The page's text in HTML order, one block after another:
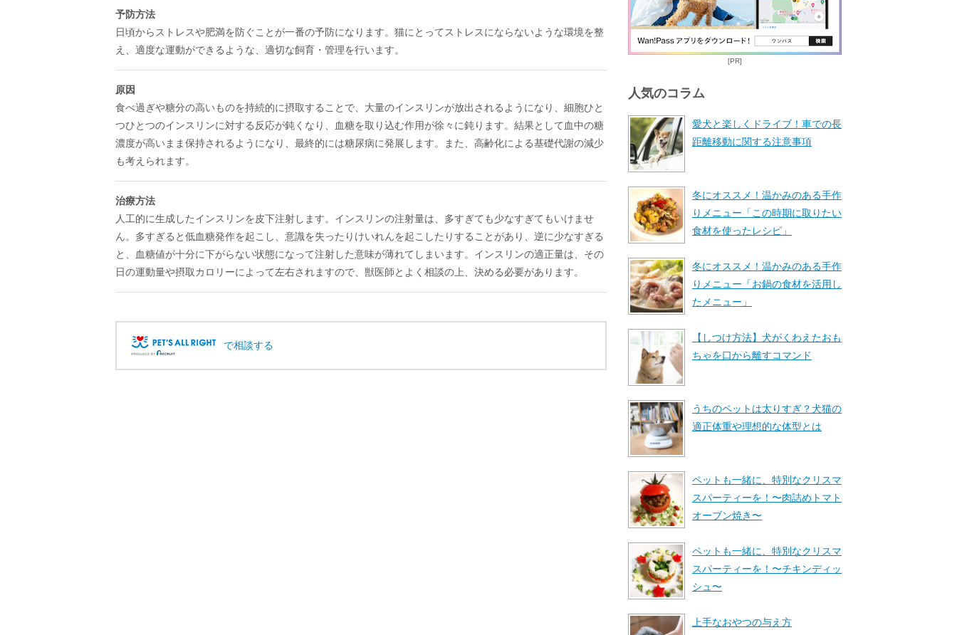
予防方法
日頃からストレスや肥満を防ぐことが一番の予防になります。猫にとってストレスにならないような環境を整
え、適度な運動ができるような、適切な飼育・管理を行います。
原因
食べ過ぎや糖分の高いものを持続的に摂取することで、大量のインスリンが放出されるようになり、細胞ひと
つひとつのインスリンに対する反応が鈍くなり、血糖を取り込む作用が徐々に鈍ります。結果として血中の糖
濃度が高いまま保持されるようになり、最終的には糖尿病に発展します。また、高齢化による基礎代謝の減少
も考えられます。
治療方法
人工的に生成したインスリンを皮下注射します。インスリンの注射量は、多すぎても少なすぎてもいけませ
ん。多すぎると低血糖発作を起こし、意識を失ったりけいれんを起こしたりすることがあり、逆に少なすぎる
と、血糖値が十分に下がらない状態になって注射した意味が薄れてしまいます。インスリンの適正量は、その
日の運動量や摂取カロリーによって左右されますので、獣医師とよく相談の上、決める必要があります。
で相談する
[PR]
人気のコラム
愛犬と楽しくドライブ！車での長
距離移動に関する注意事項
冬にオススメ！温かみのある手作
りメニュー「この時期に取りたい
食材を使ったレシピ」
冬にオススメ！温かみのある手作
りメニュー「お鍋の食材を活用し
たメニュー」
【しつけ方法】犬がくわえたおも
ちゃを口から離すコマンド
うちのペットは太りすぎ？犬猫の
適正体重や理想的な体型とは
ペットも一緒に、特別なクリスマ
スパーティーを！〜肉詰めトマト
オーブン焼き〜
ペットも一緒に、特別なクリスマ
スパーティーを！〜チキンディッ
シュ〜
上手なおやつの与え方